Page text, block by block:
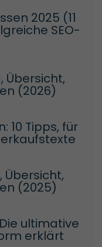
2025 (11
SEO-
Übersicht,
(2026)
10 Tipps, für
Übersicht,
(2025)
ultimative
erklärt